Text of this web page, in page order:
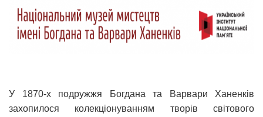
У 1870-х подружжя Богдана та Варвари Ханенків
захопилося колекціонуванням творів світового